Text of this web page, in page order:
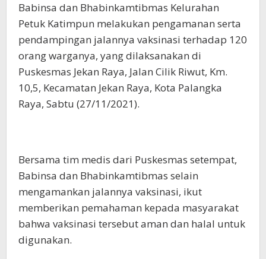
Babinsa dan Bhabinkamtibmas Kelurahan
Petuk Katimpun melakukan pengamanan serta
pendampingan jalannya vaksinasi terhadap 120
orang warganya, yang dilaksanakan di
Puskesmas Jekan Raya, Jalan Cilik Riwut, Km.
10,5, Kecamatan Jekan Raya, Kota Palangka
Raya, Sabtu (27/11/2021).
Bersama tim medis dari Puskesmas setempat,
Babinsa dan Bhabinkamtibmas selain
mengamankan jalannya vaksinasi, ikut
memberikan pemahaman kepada masyarakat
bahwa vaksinasi tersebut aman dan halal untuk
digunakan.